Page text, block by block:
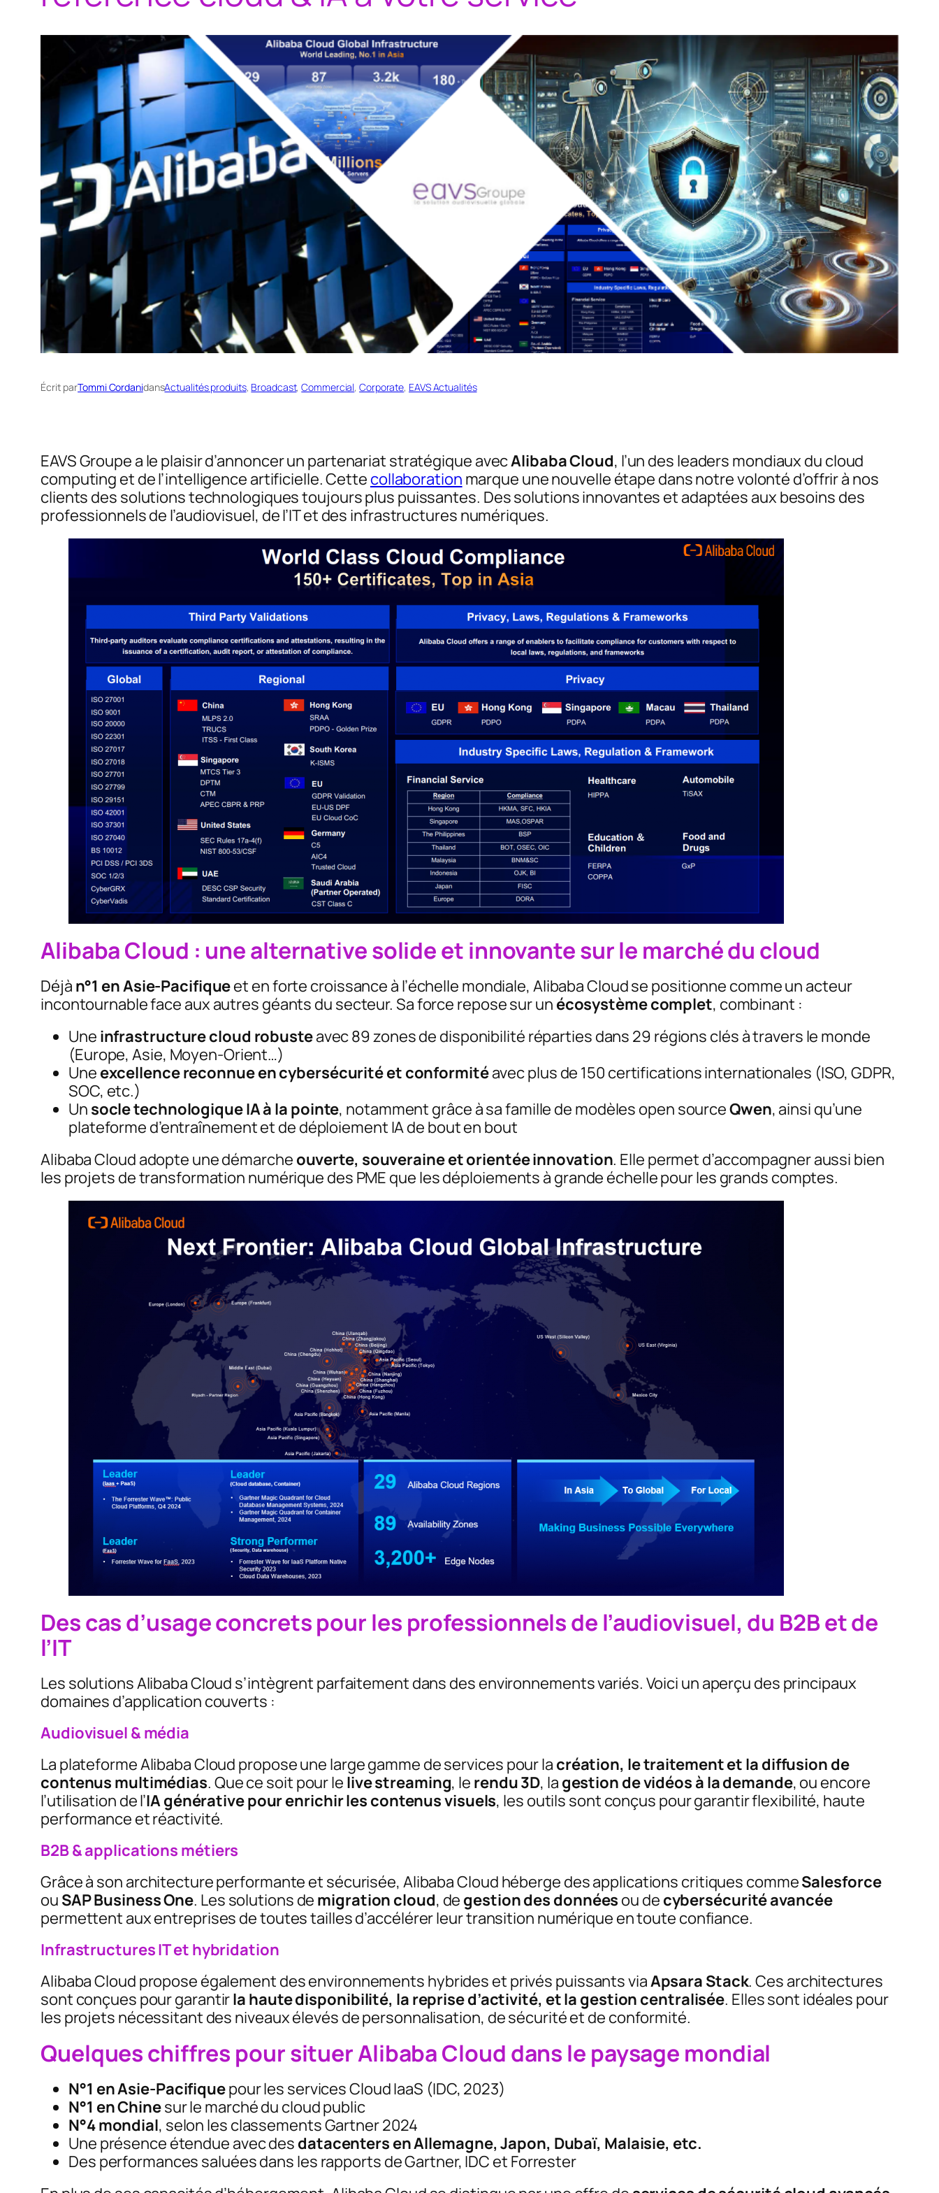
Écrit parTommi CordanidansActualités produits, Broadcast, Commercial, Corporate, EAVS Actualités
EAVS Groupe a le plaisir d’annoncer un partenariat stratégique avecAlibaba Cloud, l’un des leaders mondiaux du cloud
computing et de l’intelligence artificielle. Cette collaboration marque une nouvelle étape dans notre volonté d’offrir à nos
clients des solutions technologiques toujours plus puissantes. Des solutions innovantes et adaptées aux besoins des
professionnels de l’audiovisuel, de l’IT et des infrastructures numériques.
Alibaba Cloud : une alternative solide et innovante sur le marché du cloud
Déjà n°1 en Asie-Pacifiqueet en forte croissance à l’échelle mondiale, Alibaba Cloud se positionne comme un acteur
incontournable face aux autres géants du secteur. Sa force repose sur un écosystème complet, combinant :
Une infrastructure cloud robusteavec 89 zones de disponibilité réparties dans 29 régions clés à travers le monde
(Europe, Asie, Moyen-Orient…)
Une excellence reconnue en cybersécurité et conformitéavec plus de 150 certifications internationales (ISO, GDPR,
SOC, etc.)
Un socle technologique IA à la pointe, notamment grâce à sa famille de modèles open sourceQwen, ainsi qu’une
plateforme d’entraînement et de déploiement IA de bout en bout
Alibaba Cloud adopte une démarche ouverte, souveraine et orientée innovation. Elle permet d’accompagner aussi bien
les projets de transformation numérique des PME que les déploiements à grande échelle pour les grands comptes.
Des cas d’usage concrets pour les professionnels de l’audiovisuel, du B2B et de
l’IT
Les solutions Alibaba Cloud s’intègrent parfaitement dans des environnements variés. Voici un aperçu des principaux
domaines d’application couverts :
Audiovisuel & média
La plateforme Alibaba Cloud propose une large gamme de services pour la création, le traitement et la diffusion de
contenus multimédias. Que ce soit pour le live streaming, le rendu 3D, la gestion de vidéos à la demande, ou encore
l’utilisation de l’IA générative pour enrichir les contenus visuels, les outils sont conçus pour garantir flexibilité, haute
performance et réactivité.
B2B & applications métiers
Grâce à son architecture performante et sécurisée, Alibaba Cloud héberge des applications critiques commeSalesforce
ou SAP Business One. Les solutions de migration cloud, de gestion des données ou de cybersécurité avancée
permettent aux entreprises de toutes tailles d’accélérer leur transition numérique en toute confiance.
Infrastructures IT et hybridation
Alibaba Cloud propose également des environnements hybrides et privés puissants viaApsara Stack. Ces architectures
sont conçues pour garantirla haute disponibilité, la reprise d’activité, et la gestion centralisée. Elles sont idéales pour
les projets nécessitant des niveaux élevés de personnalisation, de sécurité et de conformité.
Quelques chiffres pour situer Alibaba Cloud dans le paysage mondial
N°1 en Asie-Pacifiquepour les services Cloud IaaS (IDC, 2023)
N°1 en Chinesur le marché du cloud public
N°4 mondial, selon les classements Gartner 2024
Une présence étendue avec des datacenters en Allemagne, Japon, Dubaï, Malaisie, etc.
Des performances saluées dans les rapports de Gartner, IDC et Forrester